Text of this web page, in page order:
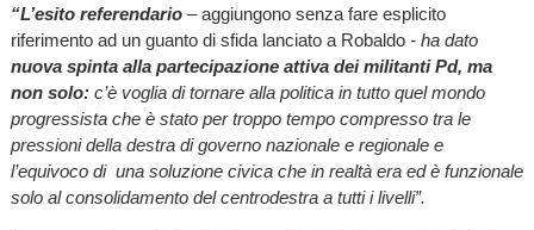
“L’esito referendario– aggiungono senza fare esplicito
riferimento ad un guanto di sfida lanciato a Robaldo- ha dato
nuova spinta alla partecipazione attiva dei militanti Pd, ma
non solo:c’è voglia di tornare alla politica in tutto quel mondo
progressista che è stato per troppo tempo compresso tra le
pressioni della destra di governo nazionale e regionale e
l’equivoco di una soluzione civica che in realtà era ed è funzionale
solo al consolidamento del centrodestra a tutti i livelli”.